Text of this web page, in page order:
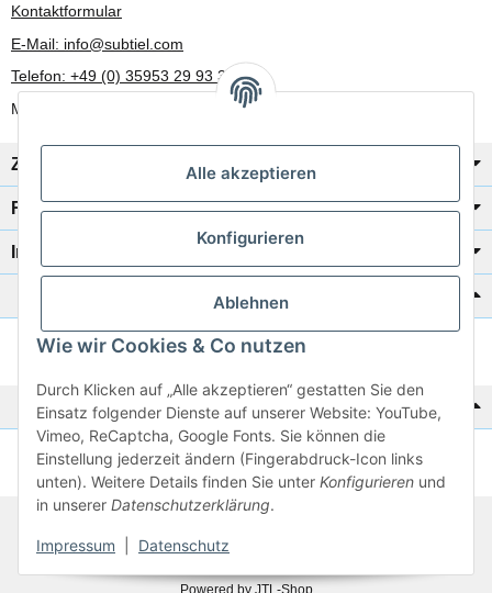
Alle akzeptieren
Konfigurieren
Ablehnen
Wie wir Cookies & Co nutzen
Durch Klicken auf „Alle akzeptieren“ gestatten Sie den
Einsatz folgender Dienste auf unserer Website: YouTube,
Vimeo, ReCaptcha, Google Fonts. Sie können die
Einstellung jederzeit ändern (Fingerabdruck-Icon links
unten). Weitere Details finden Sie unter Konfigurieren und
in unserer Datenschutzerklärung.
Impressum Datenschutz
Kontaktformular
E-Mail: info@subtiel.com
Telefon: +49 (0) 35953 29 93 30
Mo-Fr: 8:00 Uhr - 17:00 Uhr
Zahlung/Versand
Rechtliches
Informationen
Katalog zur Hand?
Zur Schnellbestellung
Noch kein Katalog?
Preisliste anschauen
© 2026 subtiel-shop.de
Powered by JTL-Shop